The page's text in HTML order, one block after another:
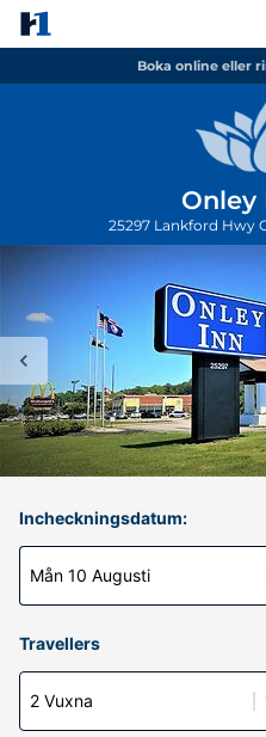
Boka online eller
Onley
25297 Lankford Hwy
Incheckningsdatum:
Mån 10 Augusti
Travellers
2 Vuxna